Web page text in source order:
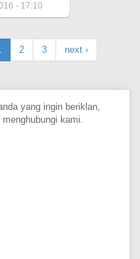
- 17:10
2 3 next ›
yang ingin beriklan,
kami.